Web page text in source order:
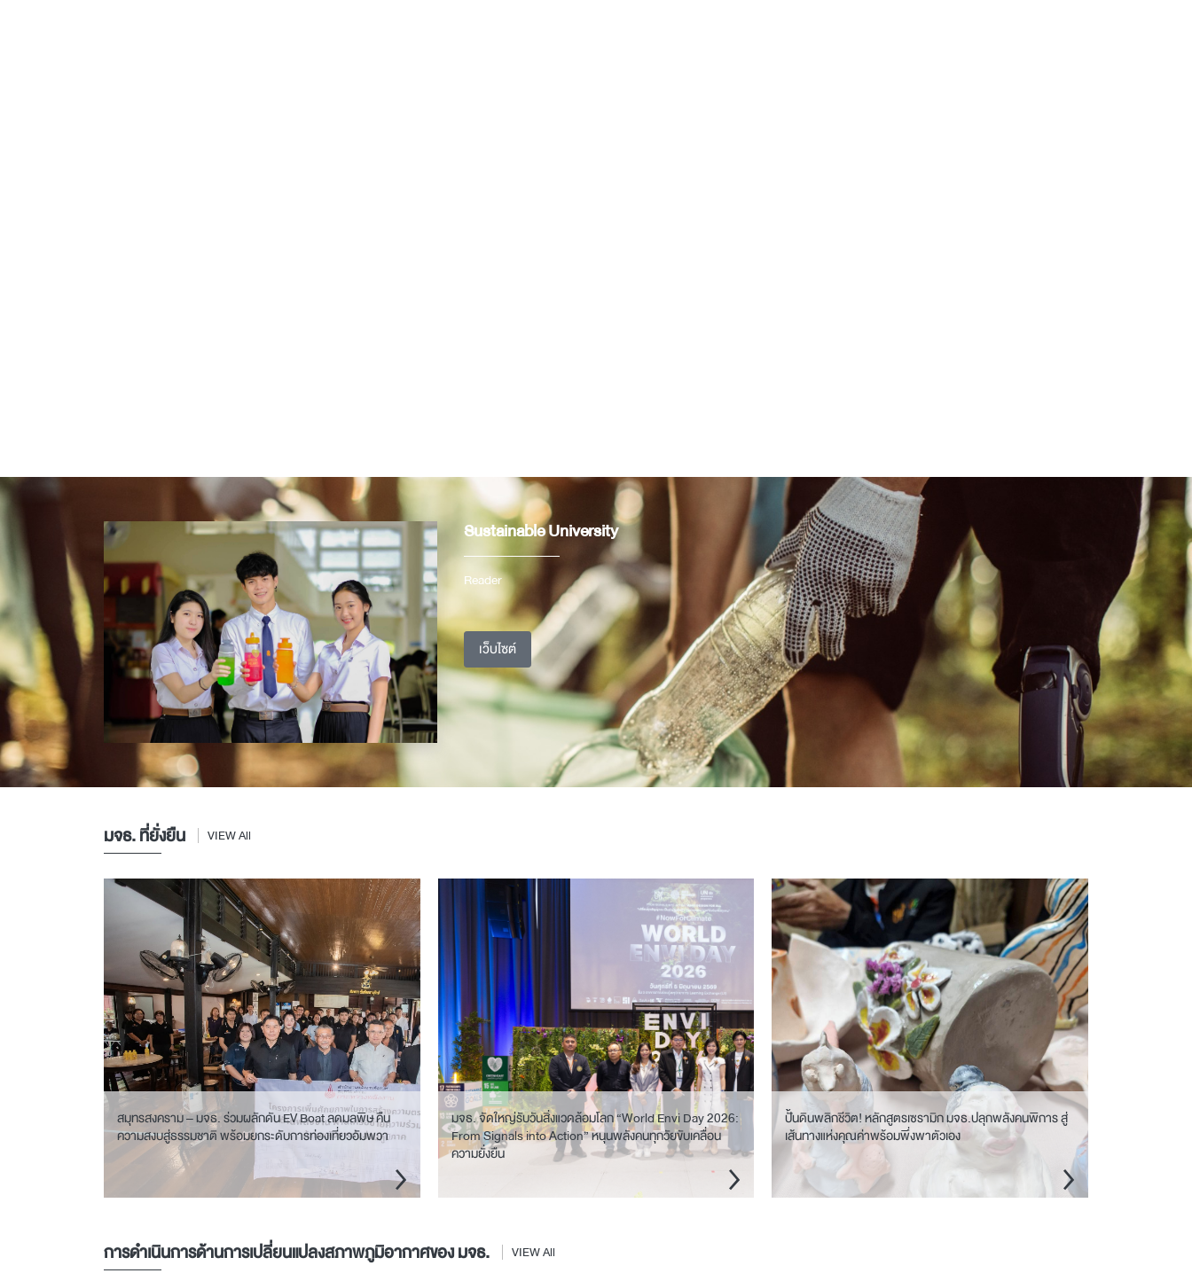
Sustainable University
Reader
เว็บไซต์
มจธ. ที่ยั่งยืน VIEW All
สมุทรสงคราม – มจธ. ร่วมผลักดัน EV Boat ลดมลพิษ คืน
ความสงบสู่ธรรมชาติ พร้อมยกระดับการท่องเที่ยวอัมพวา
มจธ. จัดใหญ่รับวันสิ่งแวดล้อมโลก “World Envi Day 2026:
From Signals into Action” หนุนพลังคนทุกวัยขับเคลื่อน
ความยั่งยืน
ปั้นดินพลิกชีวิต! หลักสูตรเซรามิก มจธ.ปลุกพลังคนพิการ สู่
เส้นทางแห่งคุณค่าพร้อมพึ่งพาตัวเอง
การดำเนินการด้านการเปลี่ยนแปลงสภาพภูมิอากาศของ มจธ. VIEW All